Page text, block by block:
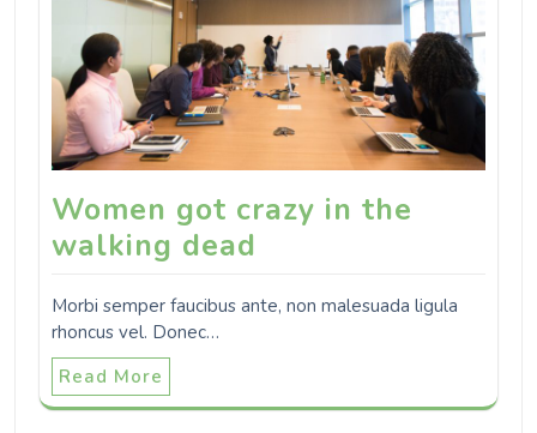
Women got crazy in the
walking dead
Morbi semper faucibus ante, non malesuada ligula
rhoncus vel. Donec…
Read More